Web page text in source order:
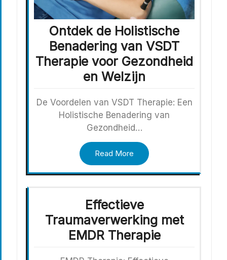
Ontdek de Holistische
Benadering van VSDT
Therapie voor Gezondheid
en Welzijn
De Voordelen van VSDT Therapie: Een
Holistische Benadering van
Gezondheid…
Read More
Effectieve
Traumaverwerking met
EMDR Therapie